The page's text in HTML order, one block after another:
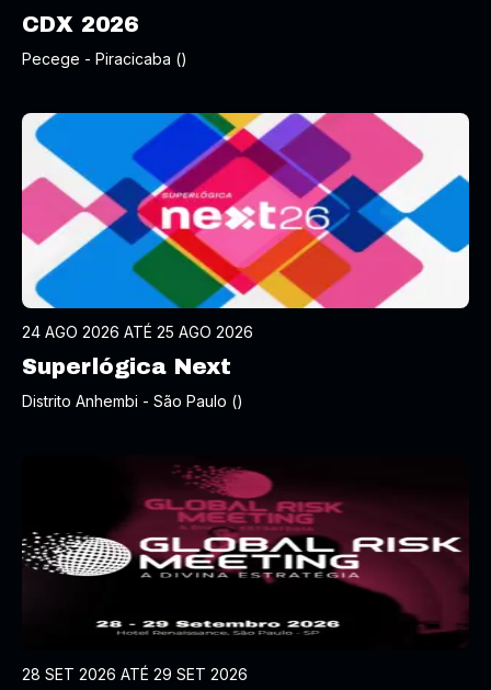
CDX 2026
Pecege - Piracicaba ()
24 AGO 2026 ATÉ 25 AGO 2026
Superlógica Next
Distrito Anhembi - São Paulo ()
28 SET 2026 ATÉ 29 SET 2026